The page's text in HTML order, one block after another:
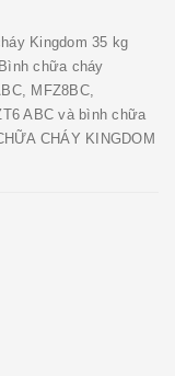
Kingdom 35 kg
chữa cháy
MFZ8BC,
ABC và bình chữa
CHÁY KINGDOM